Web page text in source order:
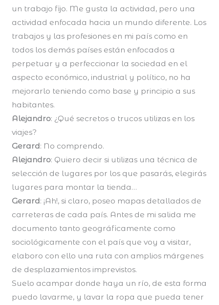
un trabajo fijo. Me gusta la actividad, pero una
actividad enfocada hacia un mundo diferente. Los
trabajos y las profesiones en mi país como en
todos los demás países están enfocados a
perpetuar y a perfeccionar la sociedad en el
aspecto económico, industrial y político, no ha
mejorarlo teniendo como base y principio a sus
habitantes.
Alejandro: ¿Qué secretos o trucos utilizas en los
viajes?
Gerard: No comprendo.
Alejandro: Quiero decir si utilizas una técnica de
selección de lugares por los que pasarás, elegirás
lugares para montar la tienda…
Gerard: ¡Ah!, si claro, poseo mapas detallados de
carreteras de cada país. Antes de mi salida me
documento tanto geográficamente como
sociológicamente con el país que voy a visitar,
elaboro con ello una ruta con amplios márgenes
de desplazamientos imprevistos.
Suelo acampar donde haya un río, de esta forma
puedo lavarme, y lavar la ropa que pueda tener